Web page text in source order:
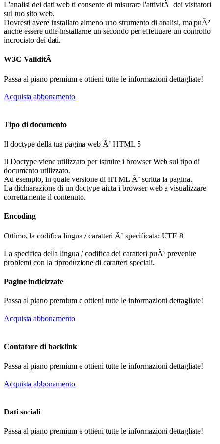
L'analisi dei dati web ti consente di misurare l'attivitÃ dei visitatori
sul tuo sito web.
Dovresti avere installato almeno uno strumento di analisi, ma puÃ²
anche essere utile installarne un secondo per effettuare un controllo
incrociato dei dati.
W3C ValiditÃ
Passa al piano premium e ottieni tutte le informazioni dettagliate!
Acquista abbonamento
Tipo di documento
Il doctype della tua pagina web Ã¨ HTML 5
Il Doctype viene utilizzato per istruire i browser Web sul tipo di
documento utilizzato.
Ad esempio, in quale versione di HTML Ã¨ scritta la pagina.
La dichiarazione di un doctype aiuta i browser web a visualizzare
correttamente il contenuto.
Encoding
Ottimo, la codifica lingua / caratteri Ã¨ specificata: UTF-8
La specifica della lingua / codifica dei caratteri puÃ² prevenire
problemi con la riproduzione di caratteri speciali.
Pagine indicizzate
Passa al piano premium e ottieni tutte le informazioni dettagliate!
Acquista abbonamento
Contatore di backlink
Passa al piano premium e ottieni tutte le informazioni dettagliate!
Acquista abbonamento
Dati sociali
Passa al piano premium e ottieni tutte le informazioni dettagliate!